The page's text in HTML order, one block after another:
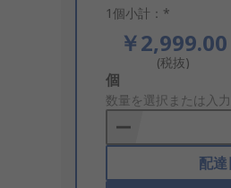
1個小計：*
￥2,999.00
(税抜)
Add
to
Basket
個
数量を選択または入力
配